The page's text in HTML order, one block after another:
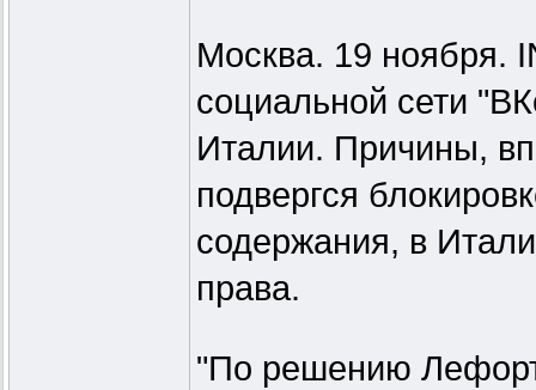
Москва. 19 ноября.
социальной сети
Италии. Причины,
подвергся
содержания, в
права.
"По решению